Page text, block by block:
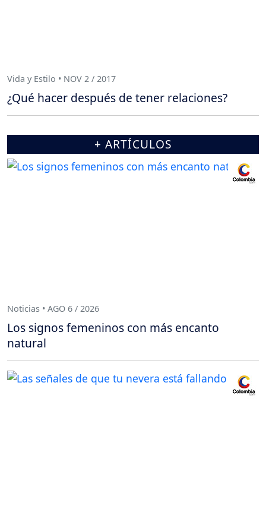
Vida y Estilo • NOV 2 / 2017
¿Qué hacer después de tener relaciones?
+ ARTÍCULOS
Noticias • AGO 6 / 2026
Los signos femeninos con más encanto
natural